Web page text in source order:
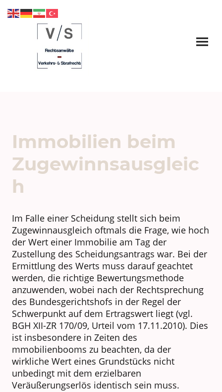
Immobilien beim
Zugewinnsausgleic
h
Im Falle einer Scheidung stellt sich beim
Zugewinnausgleich oftmals die Frage, wie hoch
der Wert einer Immobilie am Tag der
Zustellung des Scheidungsantrags war. Bei der
Ermittlung des Werts muss darauf geachtet
werden, die richtige Bewertungsmethode
anzuwenden, wobei nach der Rechtsprechung
des Bundesgerichtshofs in der Regel der
Schwerpunkt auf dem Ertragswert liegt (vgl.
BGH XII-ZR 170/09, Urteil vom 17.11.2010). Dies
ist insbesondere in Zeiten des
mmobilienbooms zu beachten, da der
wirkliche Wert eines Grundstücks nicht
unbedingt mit dem erzielbaren
Veräußerungserlös identisch sein muss.